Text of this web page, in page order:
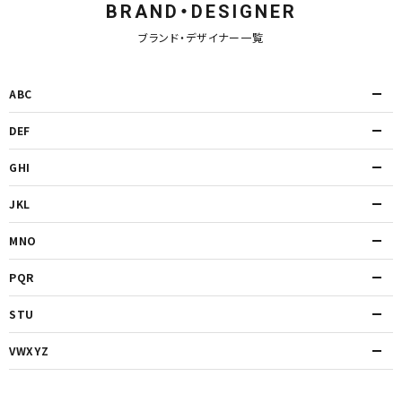
BRAND・DESIGNER
ブランド・デザイナー一覧
ABC
DEF
GHI
JKL
MNO
PQR
STU
VWXYZ